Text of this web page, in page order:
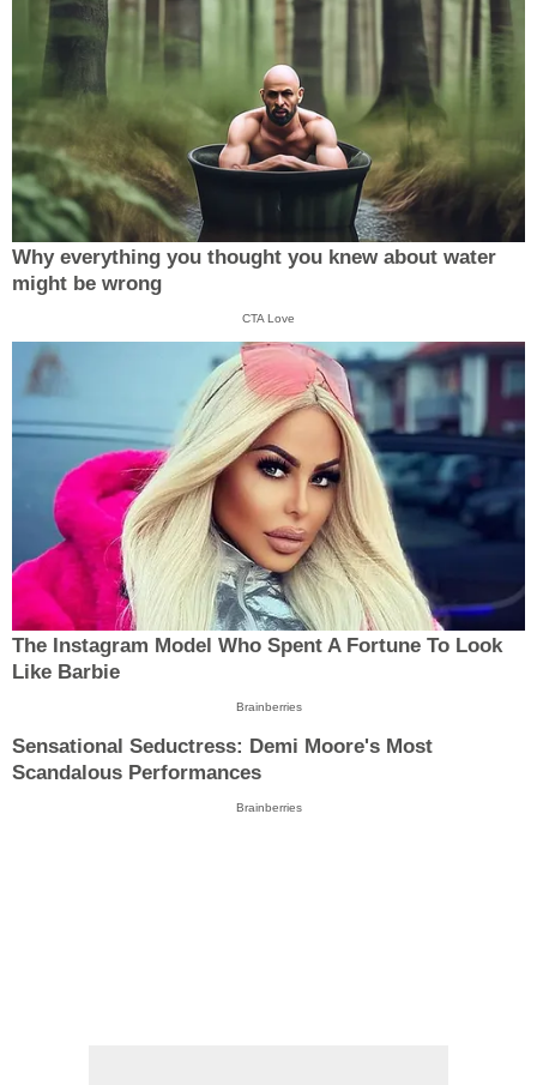
Why everything you thought you knew about water
might be wrong
CTA Love
The Instagram Model Who Spent A Fortune To Look
Like Barbie
Brainberries
Sensational Seductress: Demi Moore's Most
Scandalous Performances
Brainberries